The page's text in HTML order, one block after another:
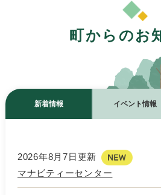
町からのお
新着情報 イベント情報
新
着
2026年8月7日更新
マナビティーセンター